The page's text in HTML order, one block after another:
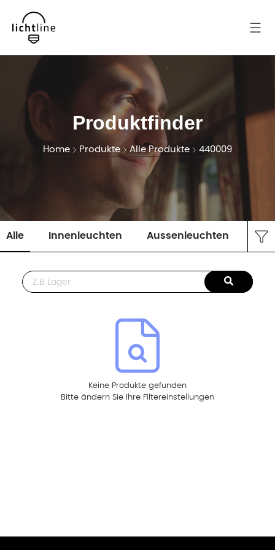
Produktfinder
Home Produkte Alle Produkte 440009
Alle Innenleuchten Aussenleuchten
This is a search field with an auto-suggest feature attached.
Keine Produkte gefunden
Bitte ändern Sie Ihre Filtereinstellungen